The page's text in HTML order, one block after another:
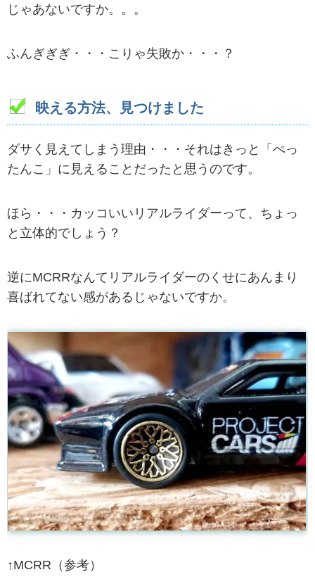
じゃあないですか。。。
ふんぎぎぎ・・・こりゃ失敗か・・・？
映える方法、見つけました
ダサく見えてしまう理由・・・それはきっと「ぺっ
たんこ」に見えることだったと思うのです。
ほら・・・カッコいいリアルライダーって、ちょっ
と立体的でしょう？
逆にMCRRなんてリアルライダーのくせにあんまり
喜ばれてない感があるじゃないですか。
↑MCRR（参考）